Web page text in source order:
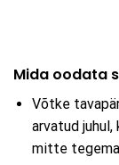
Mida oodata
Võtke
arvatud
mitte